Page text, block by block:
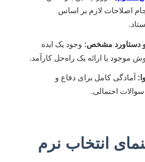
اصلاحات لازم بر اساس
دستاورد مشخص:وجود یک ایده
موجود یا ارائه یک راه‌حل کارآمد.
کامل برای دفاع و
احتمالی.
انتخاب نرم